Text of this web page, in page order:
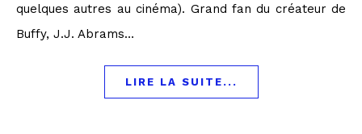
quelques autres au cinéma). Grand fan du créateur de
Buffy, J.J. Abrams…
LIRE LA SUITE...